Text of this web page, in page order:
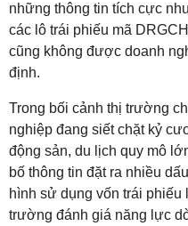
những thông tin tích cực
các lô trái phiếu mã
cũng không được doanh
định.
Trong bối cảnh thị trường
nghiệp đang siết chặt kỷ
động sản, du lịch quy mô
bố thông tin đặt ra nhiều
hình sử dụng vốn trái
trường đánh giá năng lực